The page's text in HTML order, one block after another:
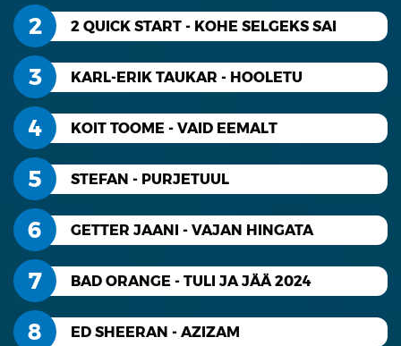
2 2 QUICK START - KOHE SELGEKS SAI
3 KARL-ERIK TAUKAR - HOOLETU
4 KOIT TOOME - VAID EEMALT
5 STEFAN - PURJETUUL
6 GETTER JAANI - VAJAN HINGATA
7 BAD ORANGE - TULI JA JÄÄ 2024
8 ED SHEERAN - AZIZAM